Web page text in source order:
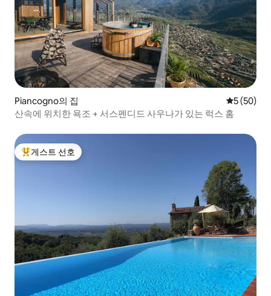
Piancogno의 집 평점 5점(5
5 (50)
산속에 위치한 욕조 + 서스펜디드 사우나가 있는 럭스 홈
상위 게스트 선호
게스트 선호